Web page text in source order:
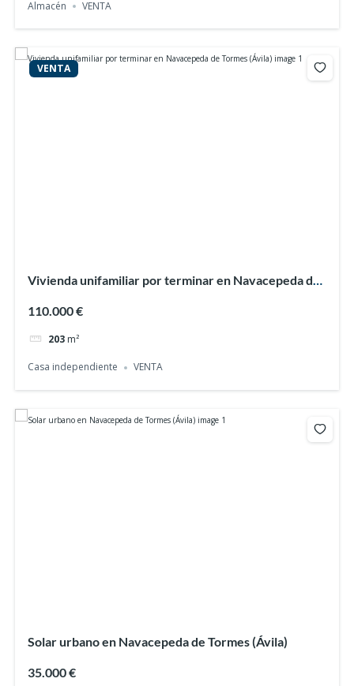
Almacén VENTA
VENTA
Vivienda unifamiliar por terminar en Navacepeda de
110.000 €
203 m²
Casa independiente VENTA
Solar urbano en Navacepeda de Tormes (Ávila)
35.000 €